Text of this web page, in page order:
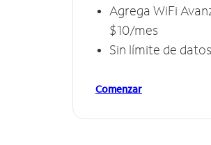
Agrega WiFi
$10/mes
Sin límite de
Comenzar